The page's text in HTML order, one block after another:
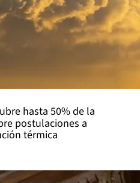
hasta 50% de la
postulaciones a
térmica